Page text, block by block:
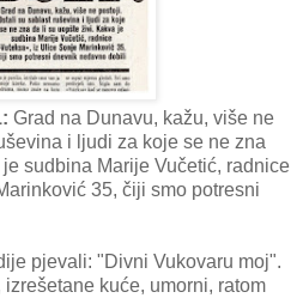
Grad na Dunavu, kažu, više ne
i ljudi za koje se ne zna
sudbina Marije Vučetić, radnice
35, čiji smo potresni
pjevali: "Divni Vukovaru moj".
kuće, umorni, ratom